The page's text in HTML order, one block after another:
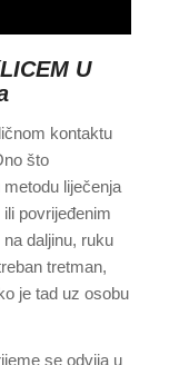
U
kontaktu
što
liječenja
povrijeđenim
daljinu, ruku
tretman,
je tad uz osobu
se odvija u